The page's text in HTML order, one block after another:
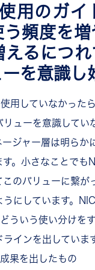
用のガイ
う頻度を増
えるにつ
を意識し
用していなかった
リューを意識してい
ージャー層は明らか
す。小さなことでも
このバリューに繋が
うにしています。
ういう使い分けを
インを出していま
果を出したもの